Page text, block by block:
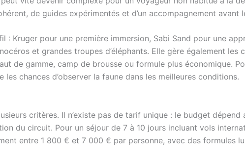
de guides expérimentés et d’un accompagnement avant
: Kruger pour une première immersion, Sabi Sand pour une
et grandes troupes d’éléphants. Elle gère également les
de gamme, camp de brousse ou formule plus économique.
les chances d’observer la faune dans les meilleures conditions.
critères. Il n’existe pas de tarif unique : le budget
du circuit. Pour un séjour de 7 à 10 jours incluant vols
entre 1 800 € et 7 000 € par personne, avec des formules